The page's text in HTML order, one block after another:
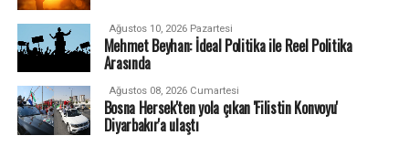
Ağustos 10, 2026 Pazartesi
Mehmet Beyhan: İdeal Politika ile Reel Politika
Arasında
Ağustos 08, 2026 Cumartesi
Bosna Hersek'ten yola çıkan 'Filistin Konvoyu'
Diyarbakır'a ulaştı